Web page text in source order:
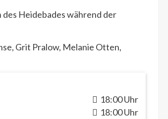
Heidebades während der
Grit Pralow, Melanie Otten,
18:00 Uhr
18:00 Uhr